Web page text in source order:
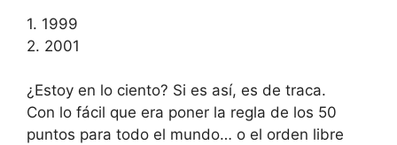
1. 1999
2. 2001
¿Estoy en lo ciento? Si es así, es de traca.
Con lo fácil que era poner la regla de los 50
puntos para todo el mundo… o el orden libre